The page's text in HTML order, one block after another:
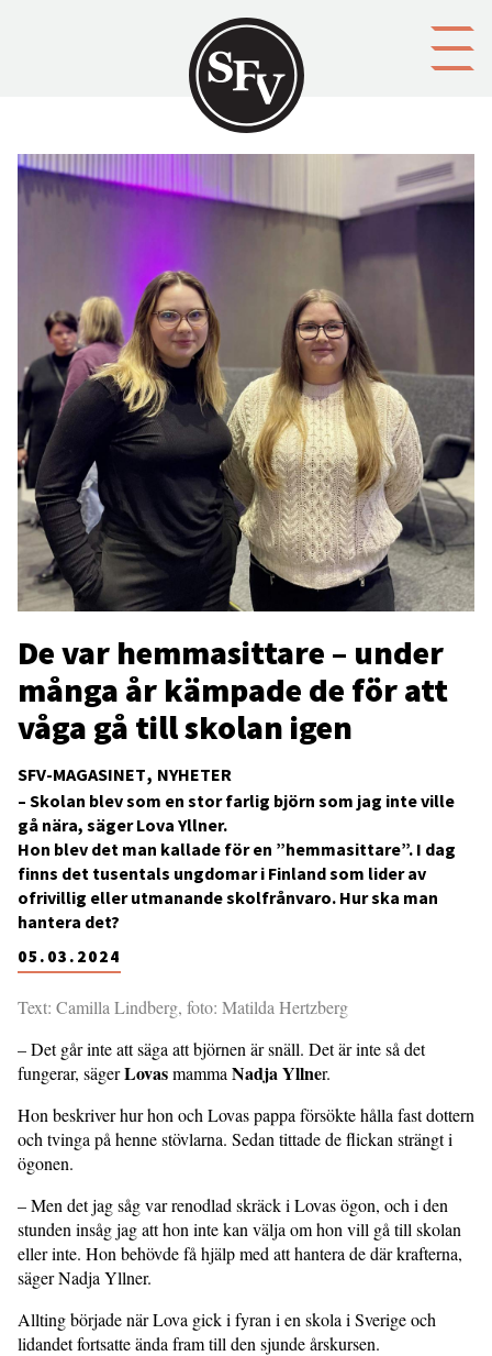
SFV-MAGASINET NYHETER
De var hemmasittare – under
många år kämpade de för att
våga gå till skolan igen
05.03.2024
– Skolan blev som en stor farlig björn som jag inte ville
gå nära, säger Lova Yllner.
Hon blev det man kallade för en ”hemmasittare”. I dag
finns det tusentals ungdomar i Finland som lider av
ofrivillig eller utmanande skolfrånvaro. Hur ska man
hantera det?
Text: Camilla Lindberg, foto: Matilda Hertzberg
– Det går inte att säga att björnen är snäll. Det är inte så det
fungerar, sägerLovasmamma Nadja Yllner.
Hon beskriver hur hon och Lovas pappa försökte hålla fast dottern
och tvinga på henne stövlarna. Sedan tittade de flickan strängt i
ögonen.
– Men det jag såg var renodlad skräck i Lovas ögon, och i den
stunden insåg jag att hon inte kan välja om hon vill gå till skolan
eller inte. Hon behövde få hjälp med att hantera de där krafterna,
säger Nadja Yllner.
Allting började när Lova gick i fyran i en skola i Sverige och
lidandet fortsatte ända fram till den sjunde årskursen.